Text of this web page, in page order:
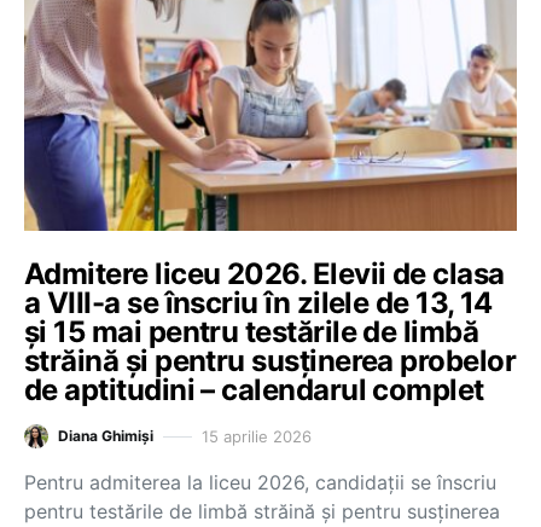
Admitere liceu 2026. Elevii de clasa
a VIII-a se înscriu în zilele de 13, 14
și 15 mai pentru testările de limbă
străină și pentru susținerea probelor
de aptitudini – calendarul complet
Diana Ghimiși 15 aprilie 2026
Pentru admiterea la liceu 2026, candidații se înscriu
pentru testările de limbă străină și pentru susținerea